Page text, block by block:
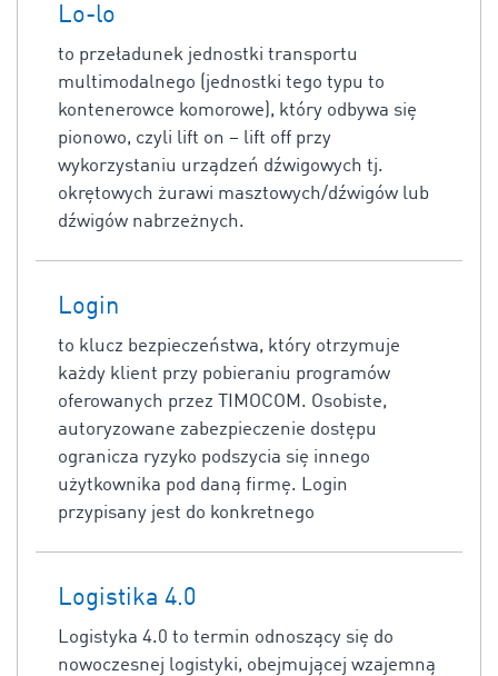
Lo-lo
to przeładunek jednostki transportu
multimodalnego (jednostki tego typu to
kontenerowce komorowe), który odbywa się
pionowo, czyli lift on – lift off przy
wykorzystaniu urządzeń dźwigowych tj.
okrętowych żurawi masztowych/dźwigów lub
dźwigów nabrzeżnych.
Login
to klucz bezpieczeństwa, który otrzymuje
każdy klient przy pobieraniu programów
oferowanych przez TIMOCOM. Osobiste,
autoryzowane zabezpieczenie dostępu
ogranicza ryzyko podszycia się innego
użytkownika pod daną firmę. Login
przypisany jest do konkretnego
Logistika 4.0
Logistyka 4.0 to termin odnoszący się do
nowoczesnej logistyki, obejmującej wzajemną